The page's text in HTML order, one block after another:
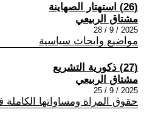
(26) استهتار الصهاينة
مشتاق الربيعي
2025 / 9 / 28
مواضيع وابحاث سياسية
(27) ذكورية التشريع
مشتاق الربيعي
2025 / 9 / 25
حقوق المراة ومساواتها الكاملة